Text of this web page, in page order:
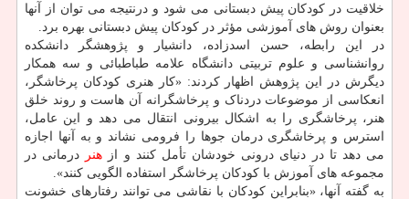
خلاقیت در کودکان پیش دبستانی می شود و درنتیجه می توان از آنها
بعنوان روش های آموزشی مؤثر در کودکان پیش دبستانی بهره برد.
در این رابطه، حسن اسدزاده، دانشیار و پژوهشگر دانشکده
روانشناسی و علوم تربیتی دانشگاه علامه طباطبائی و سه همکار
دیگرش در این پژوهش اظهار کردند: «کار هنری کودکان پرخاشگر،
انعکاسی از موضوعات دردناک و پرخاشگرانه آن هاست و روند خلق
هنر، پرخاشگری را به اشکال بیرونی انتقال می دهد و این عامل،
استرس و پرخاشگری درمان جوها را فرومی نشاند و به آنها اجازه
می دهد تا در دنیای درونی خودشان تأمل کنند و از هنر
درمانی در
مجموعه های آموزش با کودکان پرخاشگر استفاده الگویی کنند».
به گفته آنها، «بنابراین کودکان با نقاشی می توانند رفتارهای خشونت